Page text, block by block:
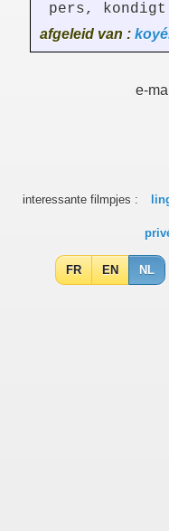
pers, kondigt
afgeleid van :
e-
interessante filmpjes :
FR EN NL